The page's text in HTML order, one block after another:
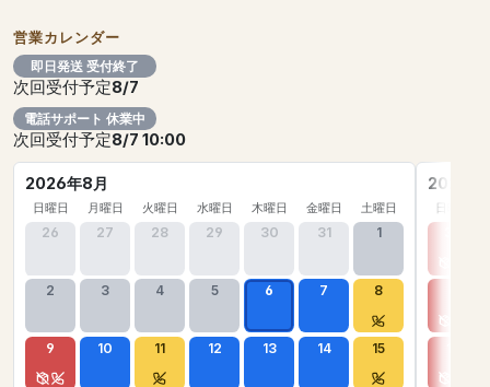
営業カレンダー
即日発送 受付終了
次回受付予定8/7
電話サポート 休業中
次回受付予定8/7 10:00
2026年8月
日曜日 月曜日 火曜日 水曜日 木曜日 金曜日 土曜日
26 27 28 29 30 31 1
2 3 4 5 6 7 8
9 10 11 12 13 14 15
2026年
日曜日